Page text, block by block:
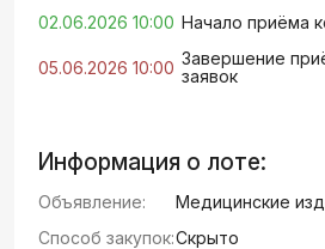
02.06.2026 10:00 Начало приёма
05.06.2026 10:00 Завершение
заявок
Информация о лоте:
Объявление:
Медицинские
Способ закупок:Скрыто